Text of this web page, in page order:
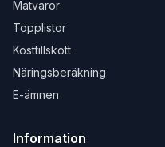
Matvaror
Topplistor
Kosttillskott
Näringsberäkning
E-ämnen
Information